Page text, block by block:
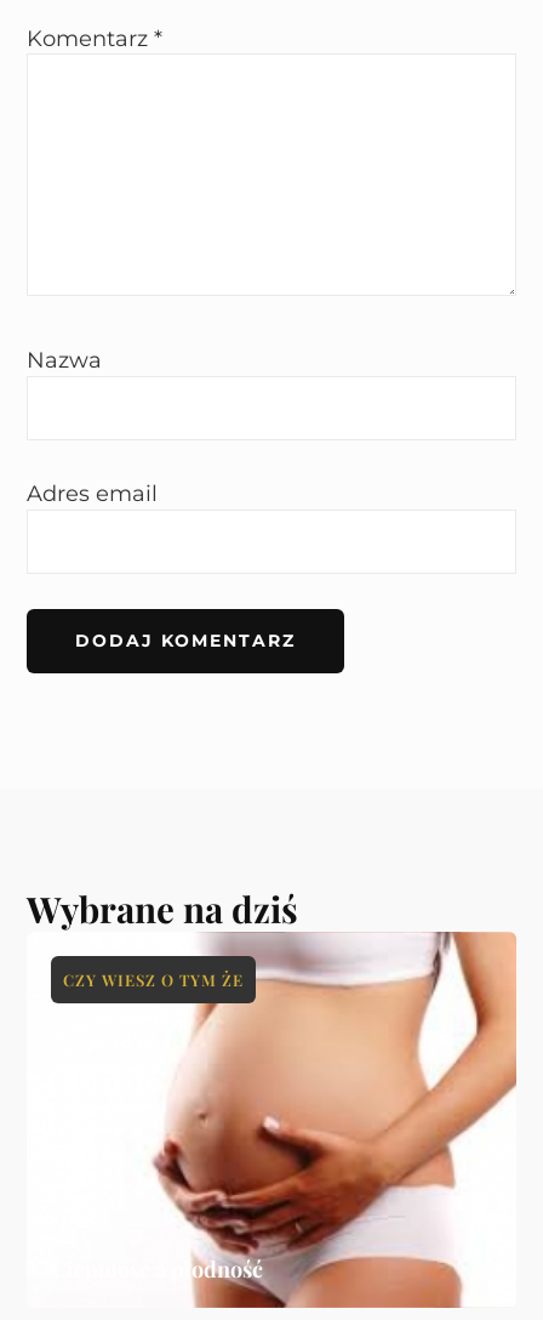
Komentarz*
Nazwa
Adres email
Wybrane na dziś
Ciemność a płodność
CZY WIESZ O TYM ŻE